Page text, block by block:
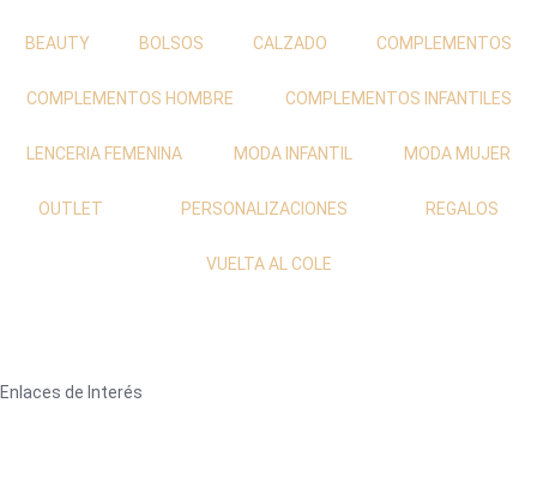
BEAUTY BOLSOS CALZADO COMPLEMENTOS
COMPLEMENTOS HOMBRE COMPLEMENTOS INFANTILES
LENCERIA FEMENINA MODA INFANTIL MODA MUJER
OUTLET PERSONALIZACIONES REGALOS
VUELTA AL COLE
Enlaces de Interés